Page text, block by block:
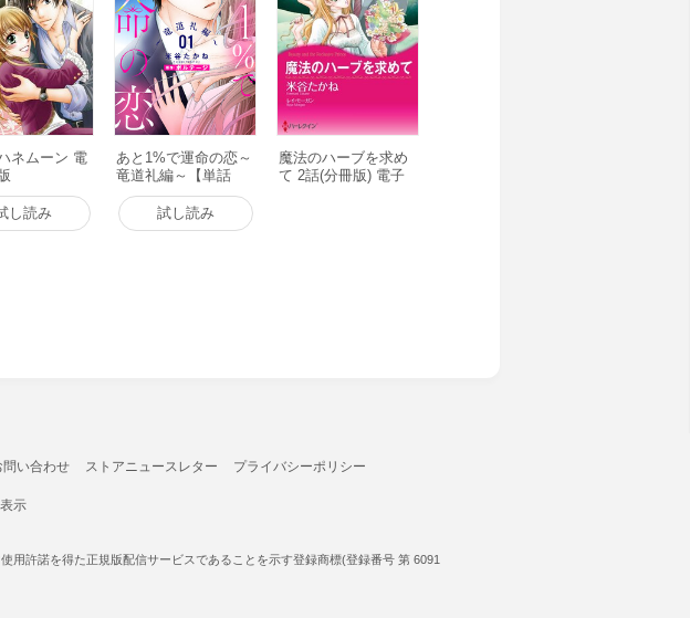
ネムーン 電
し読み
あと1%で運命の恋～
竜道礼編～【単話
売】 1話 電子書籍版
試し読み
魔法のハーブを求め
て 2話(分冊版) 電子
問い合わせ ストアニュースレター プライバシーポリシー
示
許諾を得た正規版配信サービスであることを示す登録商標(登録番号 第 6091